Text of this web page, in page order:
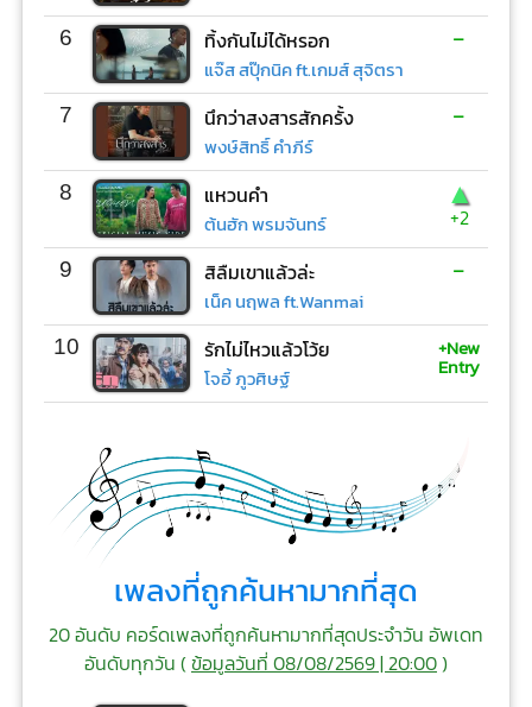
6 ทิ้งกันไม่ได้หรอก
แจ๊ส สปุ๊กนิค ft.เกมส์ สุจิตรา
-
7 นึกว่าสงสารสักครั้ง
พงษ์สิทธิ์ คำภีร์
-
8 แหวนคำ
ต้นฮัก พรมจันทร์
▲
+2
9 สิลืมเขาแล้วล่ะ
เน็ค นฤพล ft.Wanmai
-
10 รักไม่ไหวแล้วโว้ย
โจอี้ ภูวศิษฐ์
+New
Entry
เพลงที่ถูกค้นหามากที่สุด
20 อันดับ คอร์ดเพลงที่ถูกค้นหามากที่สุดประจำวัน อัพเดท
อันดับทุกวัน (ข้อมูลวันที่ 08/08/2569 | 20:00)